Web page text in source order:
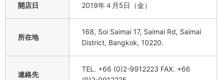
開店日 2019年４月5日（金）
所在地
168, Soi Saimai 17, Saimai Rd, Saimai
District, Bangkok, 10220.
連絡先
TEL. +66 (0)2-9912223 FAX. +66